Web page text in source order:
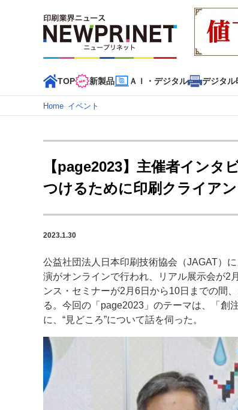
TOP 新製品 ＡＩ・デジタル デジタル
インデックス
TOP 新着記事 特集記事 動画コン
カテゴリー一覧
新商品 新製品 ＡＩ・デジタル デジタル印刷
特集記事カテゴリー一覧
特集・デジタル印刷 ～ 新成長軌道を描く
案内
発刊案内 JFPI印刷用語集
運営
サイ
Home–イベント
【page2023】主催者イン
つけるために印刷クライア
2023.1.30
公益社団法人日本印刷技術協会（JAGAT）に
演がオンラインで行われ、リアル展示会が2
ンス・セミナーが2月6日から10日までの間
る。今回の「page2023」のテーマは、「創
に、“見どころ”について話を伺った。